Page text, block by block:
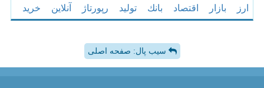
ارز بازار اقتصاد بانك تولید رپورتاژ آنلاین خرید
سیب پال: صفحه اصلی